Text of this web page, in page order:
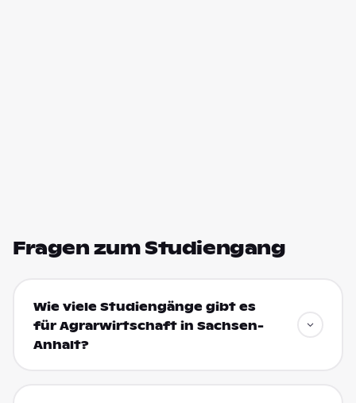
Fragen zum Studiengang
Wie viele Studiengänge gibt es
für Agrarwirtschaft in Sachsen-
Anhalt?